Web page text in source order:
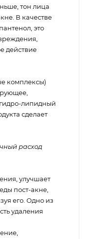
тон лица
В качестве
это
действие
комплексы)
липидный
сделает
расход
улучшает
пост-акне,
его. Одно из
удаления